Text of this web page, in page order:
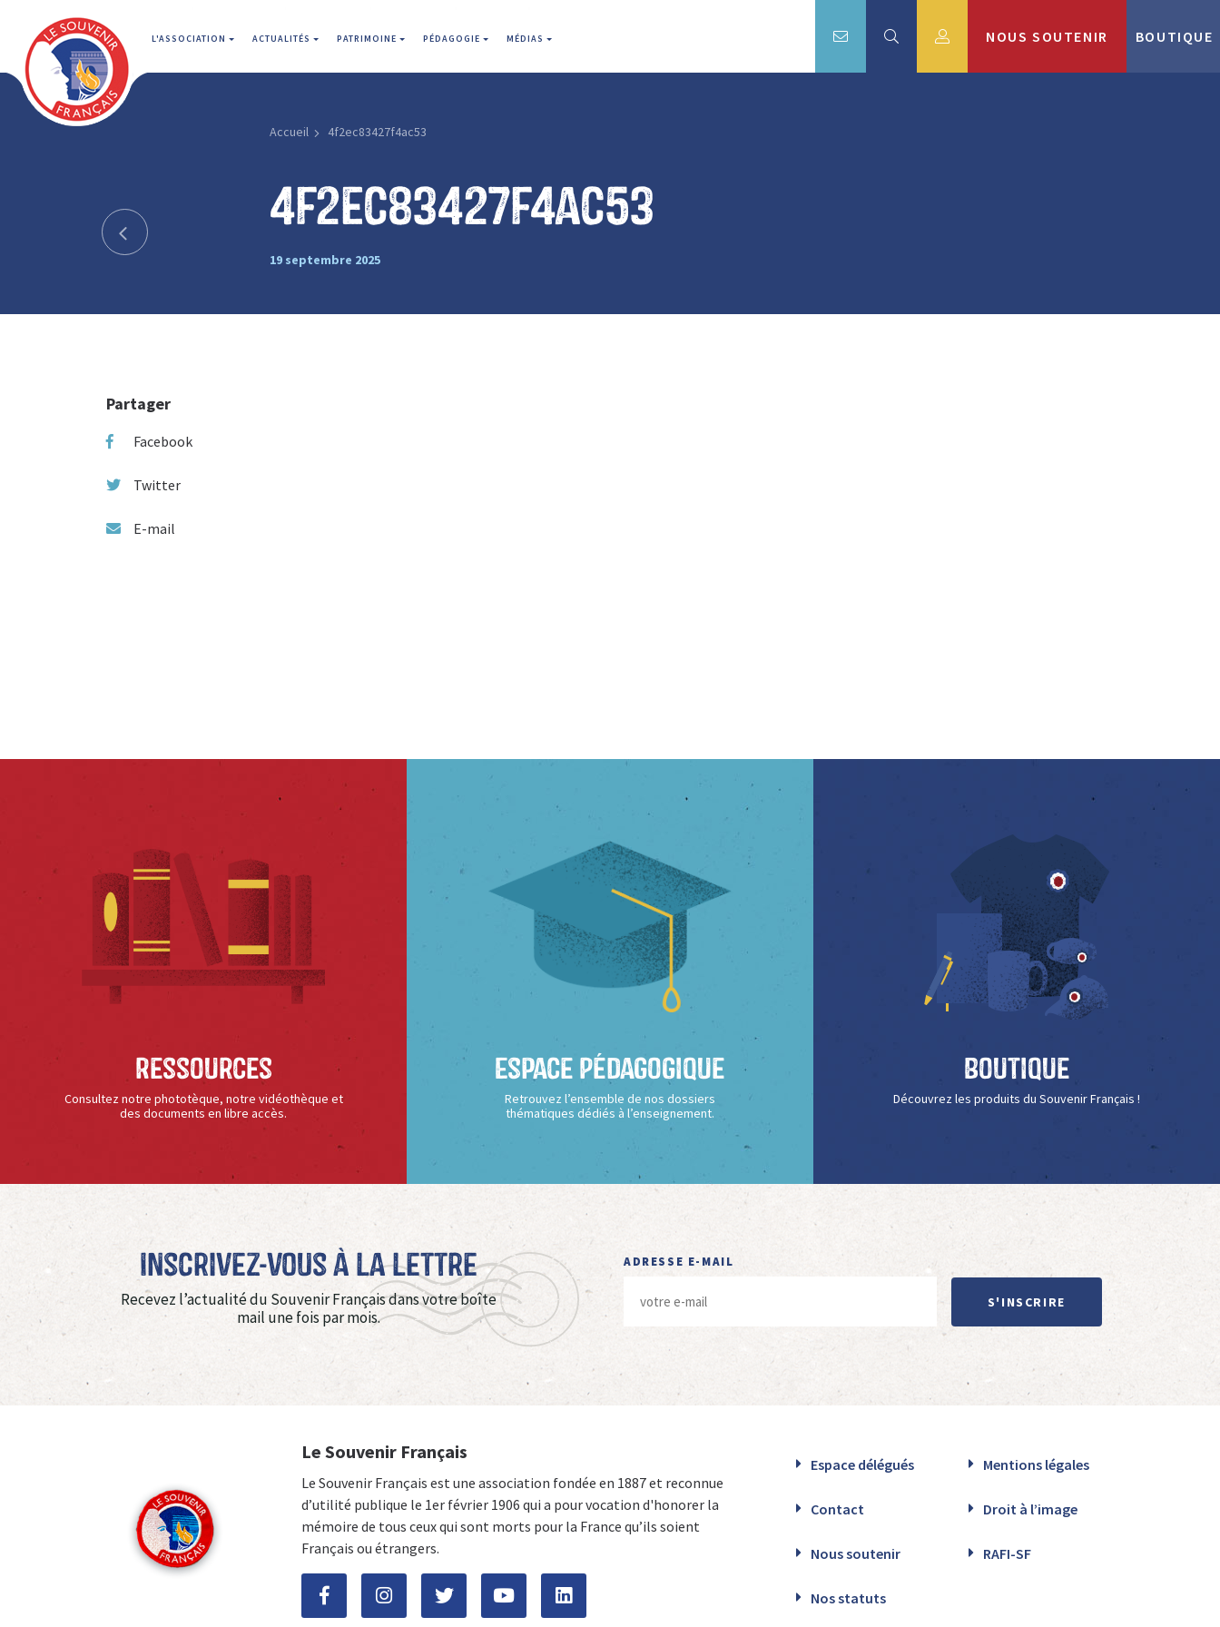
L'ASSOCIATION ACTUALITÉS PATRIMOINE PÉDAGOGIE MÉDIAS NOUS SOUTENIR BOUTIQUE
Accueil 4f2ec83427f4ac53
4f2ec83427f4ac53
19 septembre 2025
Partager
Facebook
Twitter
E-mail
Ressources
Consultez notre phototèque, notre vidéothèque et
des documents en libre accès.
Espace Pédagogique
Retrouvez l’ensemble de nos dossiers
thématiques dédiés à l’enseignement.
Boutique
Découvrez les produits du Souvenir Français !
Inscrivez-vous à La Lettre
Recevez l’actualité du Souvenir Français dans votre boîte
mail une fois par mois.
ADRESSE E-MAIL
S'INSCRIRE
Le Souvenir Français
Le Souvenir Français est une association fondée en 1887 et reconnue
d’utilité publique le 1er février 1906 qui a pour vocation d'honorer la
mémoire de tous ceux qui sont morts pour la France qu’ils soient
Français ou étrangers.
Espace délégués Mentions légales
Contact Droit à l’image
Nous soutenir RAFI-SF
Nos statuts